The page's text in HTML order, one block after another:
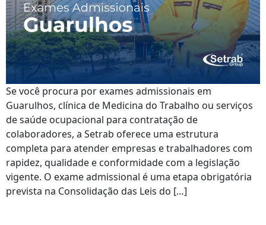
Se você procura por exames admissionais em
Guarulhos, clínica de Medicina do Trabalho ou serviços
de saúde ocupacional para contratação de
colaboradores, a Setrab oferece uma estrutura
completa para atender empresas e trabalhadores com
rapidez, qualidade e conformidade com a legislação
vigente. O exame admissional é uma etapa obrigatória
prevista na Consolidação das Leis do […]